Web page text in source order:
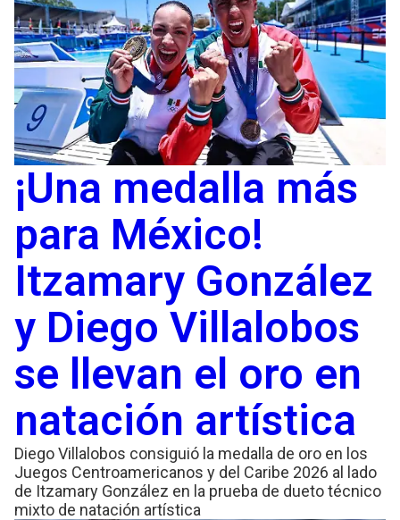
¡Una medalla más
para México!
Itzamary González
y Diego Villalobos
se llevan el oro en
natación artística
Diego Villalobos consiguió la medalla de oro en los
Juegos Centroamericanos y del Caribe 2026 al lado
de Itzamary González en la prueba de dueto técnico
mixto de natación artística